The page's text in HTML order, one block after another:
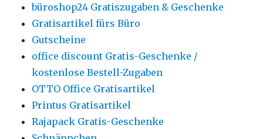
büroshop24 Gratiszugaben & Geschenke
Gratisartikel fürs Büro
Gutscheine
office discount Gratis-Geschenke /
kostenlose Bestell-Zugaben
OTTO Office Gratisartikel
Printus Gratisartikel
Rajapack Gratis-Geschenke